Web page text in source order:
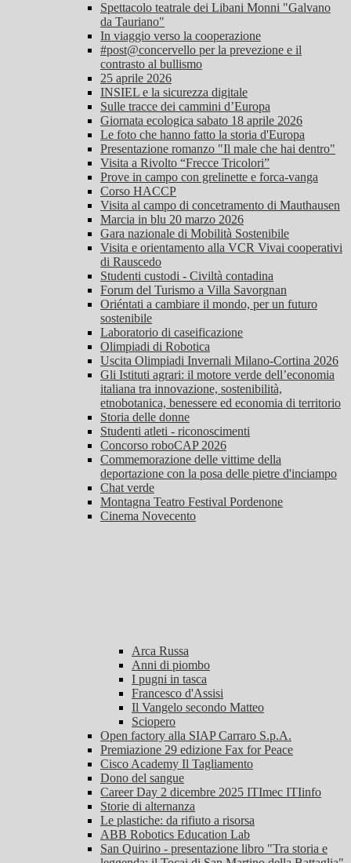
Spettacolo teatrale dei Libani Monni "Galvano
da Tauriano"
In viaggio verso la cooperazione
#post@concervello per la prevezione e il
contrasto al bullismo
25 aprile 2026
INSIEL e la sicurezza digitale
Sulle tracce dei cammini d’Europa
Giornata ecologica sabato 18 aprile 2026
Le foto che hanno fatto la storia d'Europa
Presentazione romanzo "Il male che hai dentro"
Visita a Rivolto “Frecce Tricolori”
Prove in campo con grelinette e forca-vanga
Corso HACCP
Visita al campo di concetramento di Mauthausen
Marcia in blu 20 marzo 2026
Gara nazionale di Mobilità Sostenibile
Visita e orientamento alla VCR Vivai cooperativi
di Rauscedo
Studenti custodi - Civiltà contadina
Forum del Turismo a Villa Savorgnan
Oriéntati a cambiare il mondo, per un futuro
sostenibile
Laboratorio di caseificazione
Olimpiadi di Robotica
Uscita Olimpiadi Invernali Milano-Cortina 2026
Gli Istituti agrari: il motore verde dell’economia
italiana tra innovazione, sostenibilità,
etnobotanica, benessere ed economia di territorio
Storia delle donne
Studenti atleti - riconoscimenti
Concorso roboCAP 2026
Commemorazione delle vittime della
deportazione con la posa delle pietre d'inciampo
Chat verde
Montagna Teatro Festival Pordenone
Cinema Novecento
Arca Russa
Anni di piombo
I pugni in tasca
Francesco d'Assisi
Il Vangelo secondo Matteo
Sciopero
Open factory alla SIAP Carraro S.p.A.
Premiazione 29 edizione Fax for Peace
Cisco Academy Il Tagliamento
Dono del sangue
Career Day 2 dicembre 2025 ITImec ITIinfo
Storie di alternanza
Le plastiche: da rifiuto a risorsa
ABB Robotics Education Lab
San Quirino - presentazione libro "Tra storia e